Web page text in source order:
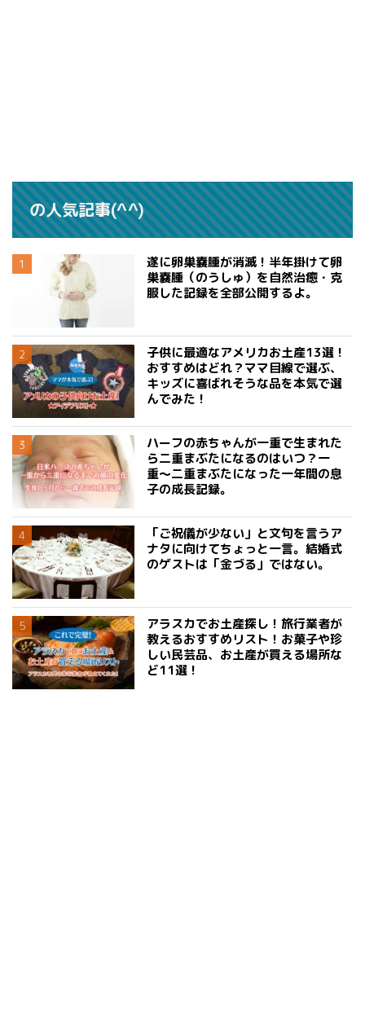
の人気記事(^^)
遂に卵巣嚢腫が消滅！半年掛けて卵
巣嚢腫（のうしゅ）を自然治癒・克
服した記録を全部公開するよ。
子供に最適なアメリカお土産13選！
おすすめはどれ？ママ目線で選ぶ、
キッズに喜ばれそうな品を本気で選
んでみた！
ハーフの赤ちゃんが一重で生まれた
ら二重まぶたになるのはいつ？一
重〜二重まぶたになった一年間の息
子の成長記録。
「ご祝儀が少ない」と文句を言うア
ナタに向けてちょっと一言。結婚式
のゲストは「金づる」ではない。
アラスカでお土産探し！旅行業者が
教えるおすすめリスト！お菓子や珍
しい民芸品、お土産が買える場所な
ど11選！